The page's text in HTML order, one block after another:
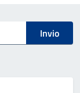
Invio